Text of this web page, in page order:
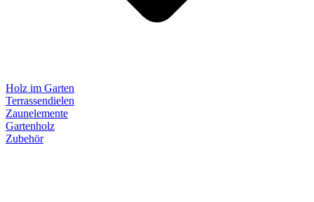
Holz im Garten
Terrassendielen
Zaunelemente
Gartenholz
Zubehör